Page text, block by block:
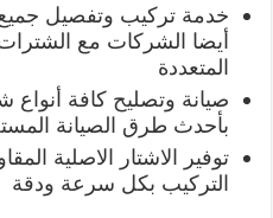
خدمة تركيب وتفصيل جميع
أيضا الشركات مع
المتعددة
صيانة وتصليح كافة أنواع
بأحدث طرق الصيانة
توفير الاشتار الاصلية
التركيب بكل سرعة ودقة